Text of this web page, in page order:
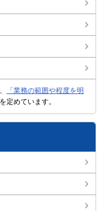
「業務の範囲や程度を明
定めています。